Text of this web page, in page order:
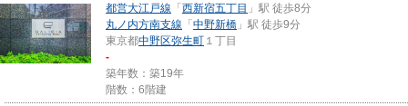
都営大江戸線 「西新宿五丁目 」駅 徒歩8分
丸ノ内方南支線 「中野新橋 」駅 徒歩9分
東京都中野区弥生町 １丁目
-
築年数：築19年
階数：6階建